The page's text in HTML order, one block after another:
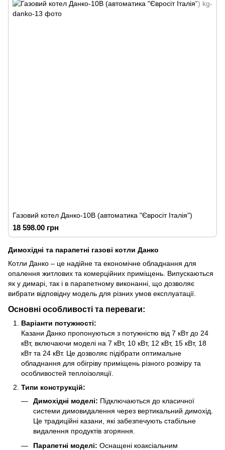
Газовий котел Данко-10В (автоматика "Євросіт Італія")
18 598.00 грн
Димохідні та парапетні газові котли Данко
Котли Данко – це надійне та економічне обладнання для
опалення житлових та комерційних приміщень. Випускаються
як у димарі, так і в парапетному виконанні, що дозволяє
вибрати відповідну модель для різних умов експлуатації.
Основні особливості та переваги:
Варіанти потужності:
Казани Данко пропонуються з потужністю від 7 кВт до 24
кВт, включаючи моделі на 7 кВт, 10 кВт, 12 кВт, 15 кВт, 18
кВт та 24 кВт. Це дозволяє підібрати оптимальне
обладнання для обігріву приміщень різного розміру та
особливостей теплоізоляції.
Типи конструкцій:
Димохідні моделі: Підключаються до класичної
системи димовидалення через вертикальний димохід.
Це традиційні казани, які забезпечують стабільне
видалення продуктів згоряння.
Парапетні моделі: Оснащені коаксіальним